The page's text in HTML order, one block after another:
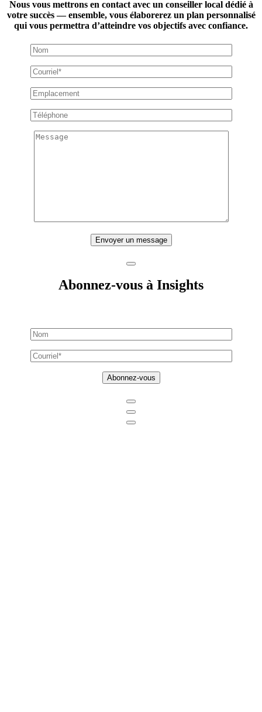
Nous vous mettrons en contact avec un conseiller local dédié à
votre succès — ensemble, vous élaborerez un plan personnalisé
qui vous permettra d’atteindre vos objectifs avec confiance.
Envoyer un message
Abonnez-vous à Insights
Abonnez-vous